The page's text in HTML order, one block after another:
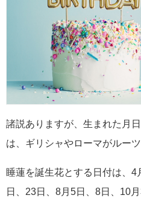
諸説ありますが、生まれた月
は、ギリシャやローマがルー
睡蓮を誕生花とする日付は、
日、23日、8月5日、8日、10